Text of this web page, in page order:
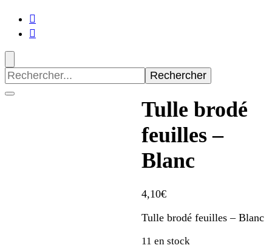
Recherche
pour
:
Tulle brodé
feuilles –
Blanc
4,10€
Tulle brodé feuilles – Blanc
11 en stock